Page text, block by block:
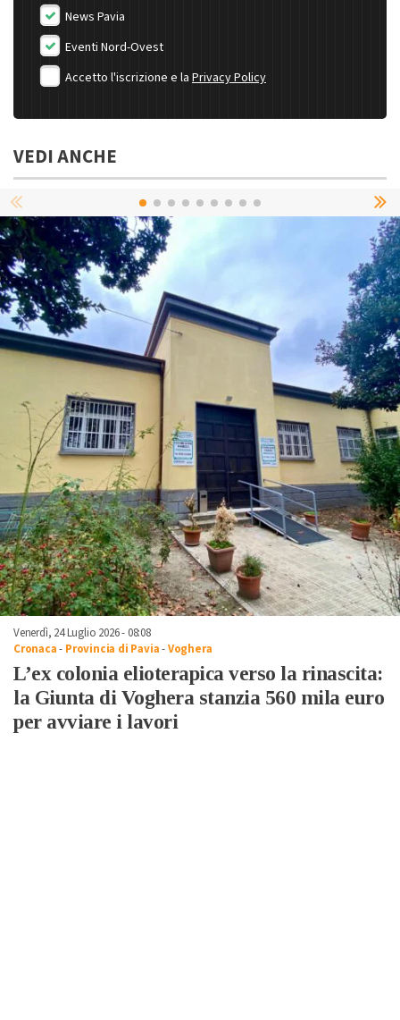
News Pavia
Eventi Nord-Ovest
Accetto l'iscrizione e la Privacy Policy
VEDI ANCHE
Venerdì, 24 Luglio 2026 - 08:08
Cronaca- Provincia di Pavia-Voghera
L’ex colonia elioterapica verso la rinascita:
la Giunta di Voghera stanzia 560 mila euro
per avviare i lavori